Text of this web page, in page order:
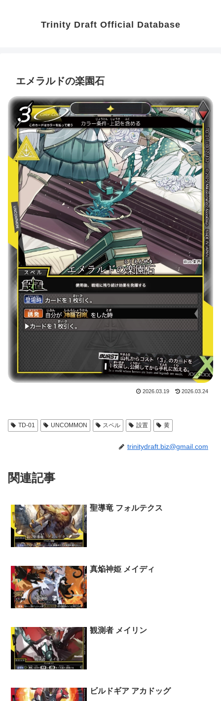
Trinity Draft Official Database
エメラルドの楽園石
2026.03.19 2026.03.24
TD-01 UNCOMMON スペル 設置 黄
trinitydraft.biz@gmail.com
関連記事
聖導竜 フォルテクス
真焔神姫 メイディ
観測者 メイリン
ビルドギア アカドッグ